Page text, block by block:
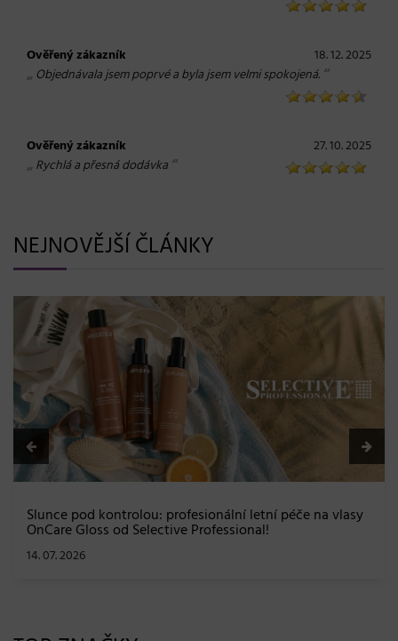
Ověřený zákazník 18. 12. 2025
„ Objednávala jsem poprvé a byla jsem velmi spokojená. “
Ověřený zákazník 27. 10. 2025
„ Rychlá a přesná dodávka “
NEJNOVĚJŠÍ ČLÁNKY
BLONDME přichází s novou érou blond: lesk, glow efekt
a maximální péče bez kompromisů
08. 06. 2026